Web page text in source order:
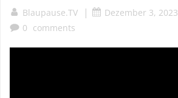
Blaupause.TV | Dezember 3, 2023
0 comments